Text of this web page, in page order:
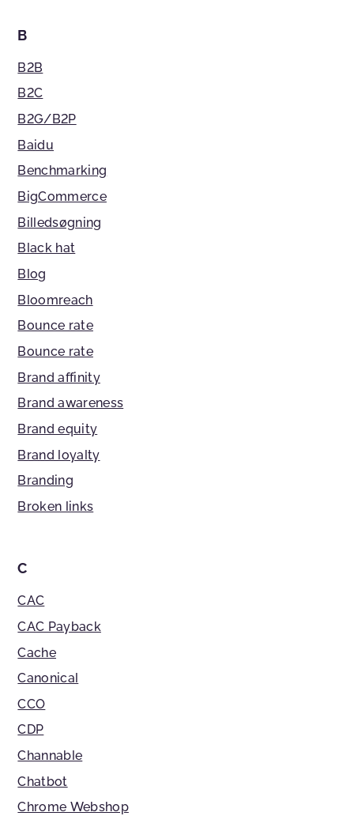
B
B2B
B2C
B2G/B2P
Baidu
Benchmarking
BigCommerce
Billedsøgning
Black hat
Blog
Bloomreach
Bounce rate
Bounce rate
Brand affinity
Brand awareness
Brand equity
Brand loyalty
Branding
Broken links
C
CAC
CAC Payback
Cache
Canonical
CCO
CDP
Channable
Chatbot
Chrome Webshop